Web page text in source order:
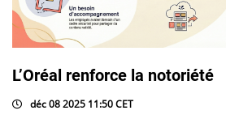
L’Oréal renforce la notoriété
déc 08 2025 11:50 CET